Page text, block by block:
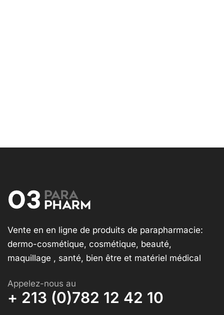
Vente en en ligne de produits de parapharmacie:
dermo-cosmétique, cosmétique, beauté,
maquillage , santé, bien être et matériel médical
Appelez-nous au
+ 213 (0)782 12 42 10